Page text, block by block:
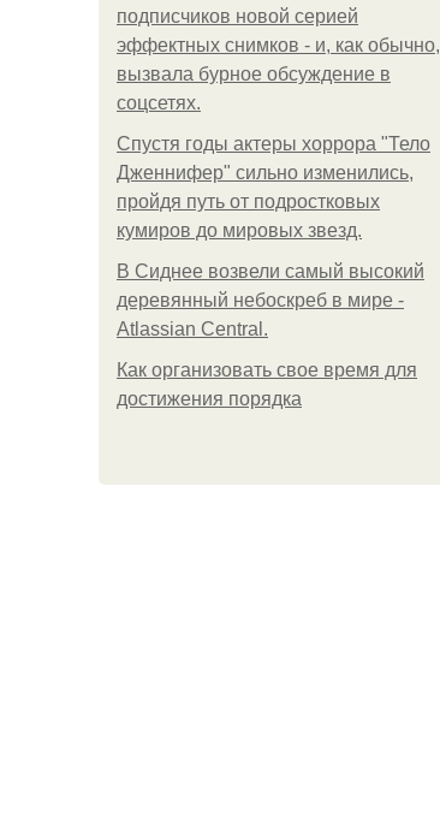
подписчиков новой серией
эффектных снимков - и, как обычно,
вызвала бурное обсуждение в
соцсетях.
Спустя годы актеры хоррора "Тело
Дженнифер" сильно изменились,
пройдя путь от подростковых
кумиров до мировых звезд.
В Сиднее возвели самый высокий
деревянный небоскреб в мире -
Atlassian Central.
Как организовать свое время для
достижения порядка